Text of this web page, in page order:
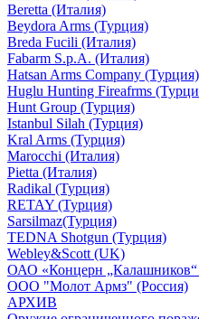
Beretta (Италия)
Beydora Arms (Турция)
Breda Fucili (Италия)
Fabarm S.p.A. (Италия)
Hatsan Arms Company (Турция)
Huglu Hunting Fireafrms
Hunt Group (Турция)
Istanbul Silah (Турция)
Kral Arms (Турция)
Marocchi (Италия)
Pietta (Италия)
Radikal (Турция)
RETAY (Турция)
Sarsilmaz(Турция)
TEDNA Shotgun (Турция)
Webley&Scott (UK)
ОАО «Концерн „Калашников“
ООО "Молот Армз" (Россия)
АРХИВ